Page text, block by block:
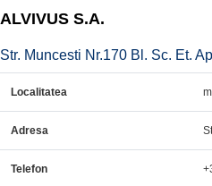
ALVIVUS S.A.
Str. Muncesti Nr.170 Bl. Sc. Et.
Localitatea
Adresa
Telefon